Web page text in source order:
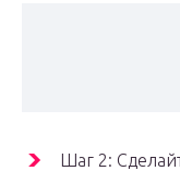
Шаг 2: